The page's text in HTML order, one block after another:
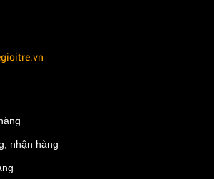
nhận hàng